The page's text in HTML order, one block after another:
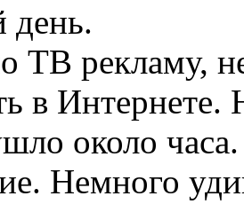
ТВ рекламу,
в Интернете.
около
Немного